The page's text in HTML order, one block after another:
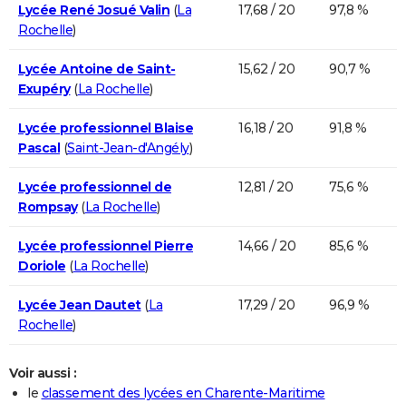
Lycée René Josué Valin (La
Rochelle)
17,68 / 20 97,8 %
Lycée Antoine de Saint-
Exupéry(La Rochelle)
15,62 / 20 90,7 %
Lycée professionnel Blaise
Pascal(Saint-Jean-d'Angély)
16,18 / 20 91,8 %
Lycée professionnel de
Rompsay(La Rochelle)
12,81 / 20 75,6 %
Lycée professionnel Pierre
Doriole (La Rochelle)
14,66 / 20 85,6 %
Lycée Jean Dautet(La
Rochelle)
17,29 / 20 96,9 %
Voir aussi :
le classement des lycées en Charente-Maritime